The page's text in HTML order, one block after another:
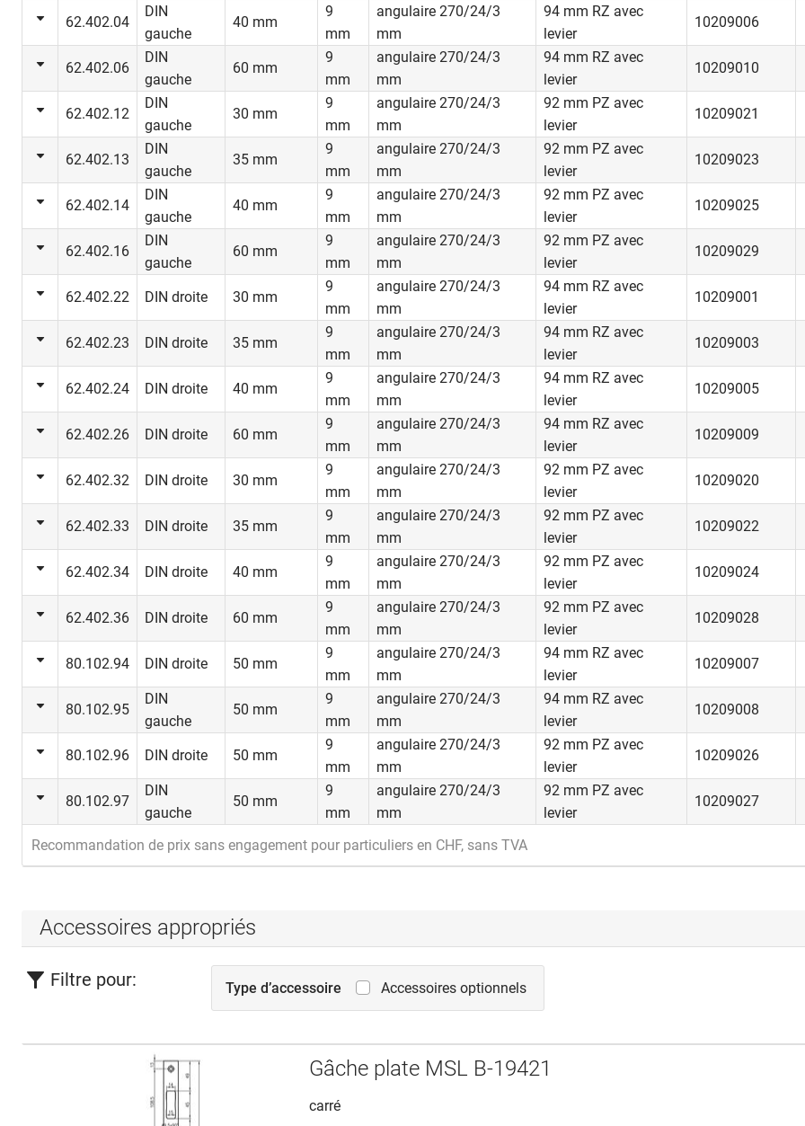
Portes d’entrée d’immeubles locatifs et d’habitations collectives, portes
d’entrepôts et de bâtiments professionnels, garages souterrains et de
salles techniques, installations d’ascenseurs.
62.402.04
DIN
gauche
40 mm
9
mm
angulaire 270/24/3
mm
94 mm RZ avec
levier
10209006
62.402.06
DIN
gauche
60 mm
9
mm
angulaire 270/24/3
mm
94 mm RZ avec
levier
10209010
62.402.12
DIN
gauche
30 mm
9
mm
angulaire 270/24/3
mm
92 mm PZ avec
levier
10209021
62.402.13
DIN
gauche
35 mm
9
mm
angulaire 270/24/3
mm
92 mm PZ avec
levier
10209023
62.402.14
DIN
gauche
40 mm
9
mm
angulaire 270/24/3
mm
92 mm PZ avec
levier
10209025
62.402.16
DIN
gauche
60 mm
9
mm
angulaire 270/24/3
mm
92 mm PZ avec
levier
10209029
62.402.22 DIN droite 30 mm
9
mm
angulaire 270/24/3
mm
94 mm RZ avec
levier
10209001
62.402.23 DIN droite 35 mm
9
mm
angulaire 270/24/3
mm
94 mm RZ avec
levier
10209003
62.402.24 DIN droite 40 mm
9
mm
angulaire 270/24/3
mm
94 mm RZ avec
levier
10209005
62.402.26 DIN droite 60 mm
9
mm
angulaire 270/24/3
mm
94 mm RZ avec
levier
10209009
62.402.32 DIN droite 30 mm
9
mm
angulaire 270/24/3
mm
92 mm PZ avec
levier
10209020
62.402.33 DIN droite 35 mm
9
mm
angulaire 270/24/3
mm
92 mm PZ avec
levier
10209022
62.402.34 DIN droite 40 mm
9
mm
angulaire 270/24/3
mm
92 mm PZ avec
levier
10209024
62.402.36 DIN droite 60 mm
9
mm
angulaire 270/24/3
mm
92 mm PZ avec
levier
10209028
80.102.94 DIN droite 50 mm
9
mm
angulaire 270/24/3
mm
94 mm RZ avec
levier
10209007
80.102.95
DIN
gauche
50 mm
9
mm
angulaire 270/24/3
mm
94 mm RZ avec
levier
10209008
80.102.96 DIN droite 50 mm
9
mm
angulaire 270/24/3
mm
92 mm PZ avec
levier
10209026
80.102.97
DIN
gauche
50 mm
9
mm
angulaire 270/24/3
mm
92 mm PZ avec
levier
10209027
Recommandation de prix sans engagement pour particuliers en CHF, sans TVA
Accessoires appropriés
Filtre pour: Type d’accessoire Accessoires optionnels
Gâche plate MSL B-19421
carré